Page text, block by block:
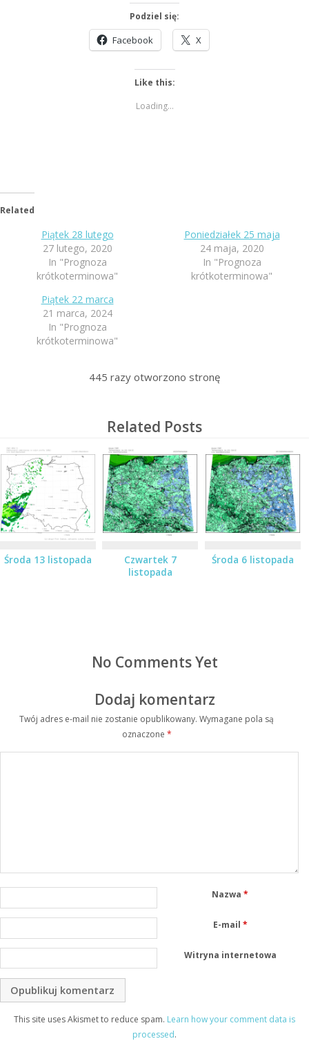
Podziel się:
Facebook X
Like this:
Loading...
Related
Piątek 28 lutego
27 lutego, 2020
In "Prognoza
krótkoterminowa"
Poniedziałek 25 maja
24 maja, 2020
In "Prognoza
krótkoterminowa"
Piątek 22 marca
21 marca, 2024
In "Prognoza
krótkoterminowa"
445 razy otworzono stronę
Related Posts
Środa 13 listopada
Czwartek 7
listopada
Środa 6 listopada
No Comments Yet
Dodaj komentarz
Twój adres e-mail nie zostanie opublikowany. Wymagane pola są
oznaczone *
Nazwa*
E-mail *
Witryna internetowa
This site uses Akismet to reduce spam. Learn how your comment data is
processed.